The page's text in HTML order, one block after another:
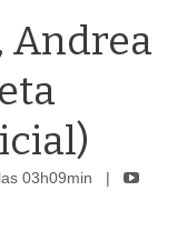
Andrea
las 03h09min |